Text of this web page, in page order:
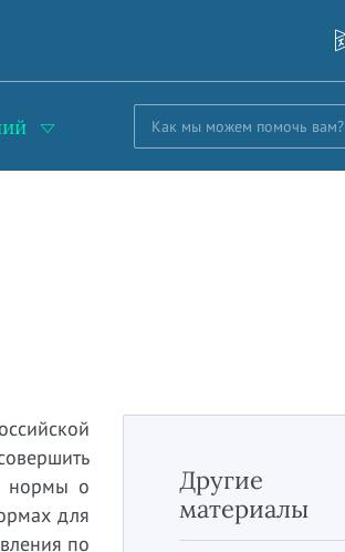
нормы о
для
по
Другие
материалы